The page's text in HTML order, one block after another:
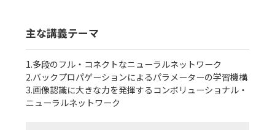
主な講義テーマ
1.多段のフル・コネクトなニューラルネットワーク
2.バックプロパゲーションによるパラメーターの学習機構
3.画像認識に大きな力を発揮するコンボリューショナル・
ニューラルネットワーク